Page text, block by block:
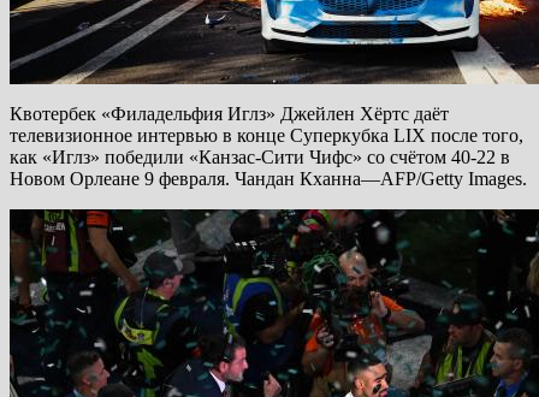
Квотербек «Филадельфия Иглз» Джейлен Хёртс даёт
телевизионное интервью в конце Суперкубка LIX после того,
как «Иглз» победили «Канзас-Сити Чифс» со счётом 40-22 в
Новом Орлеане 9 февраля. Чандан Кханна—AFP/Getty Images.